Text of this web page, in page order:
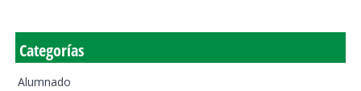
Categorías
Alumnado